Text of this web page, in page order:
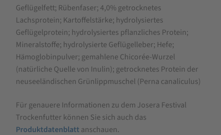
Geflügelfett; Rübenfaser; 4,0% getrocknetes
Lachsprotein; Kartoffelstärke; hydrolysiertes
Geflügelprotein; hydrolysiertes pflanzliches Protein;
Mineralstoffe; hydrolysierte Geflügelleber; Hefe;
Hämoglobinpulver; gemahlene Chicorée-Wurzel
(natürliche Quelle von Inulin); getrocknetes Protein der
neuseeländischen Grünlippmuschel (Perna canaliculus)
Für genauere Informationen zu dem Josera Festival
Trockenfutter können Sie sich auch das
Produktdatenblattanschauen.